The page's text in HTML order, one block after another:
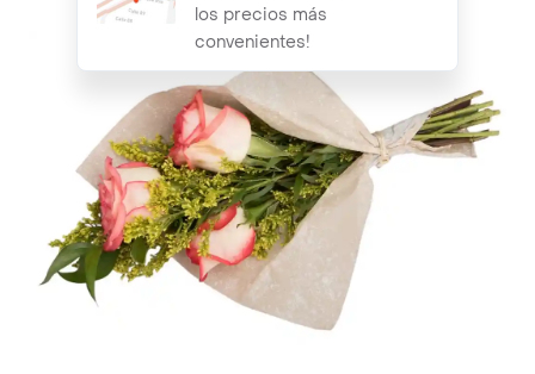
los precios más
convenientes!